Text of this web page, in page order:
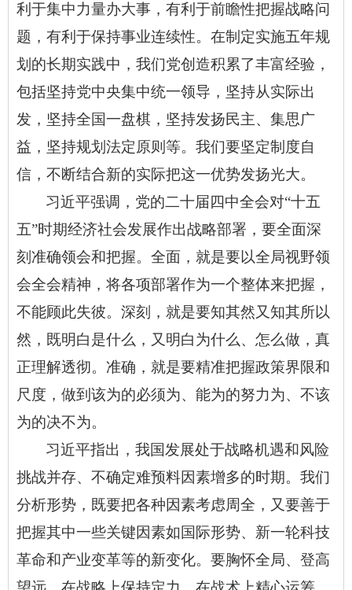
利于集中力量办大事，有利于前瞻性把握战略问
题，有利于保持事业连续性。在制定实施五年规
划的长期实践中，我们党创造积累了丰富经验，
包括坚持党中央集中统一领导，坚持从实际出
发，坚持全国一盘棋，坚持发扬民主、集思广
益，坚持规划法定原则等。我们要坚定制度自
信，不断结合新的实际把这一优势发扬光大。
习近平强调，党的二十届四中全会对“十五
五”时期经济社会发展作出战略部署，要全面深
刻准确领会和把握。全面，就是要以全局视野领
会全会精神，将各项部署作为一个整体来把握，
不能顾此失彼。深刻，就是要知其然又知其所以
然，既明白是什么，又明白为什么、怎么做，真
正理解透彻。准确，就是要精准把握政策界限和
尺度，做到该为的必须为、能为的努力为、不该
为的决不为。
习近平指出，我国发展处于战略机遇和风险
挑战并存、不确定难预料因素增多的时期。我们
分析形势，既要把各种因素考虑周全，又要善于
把握其中一些关键因素如国际形势、新一轮科技
革命和产业变革等的新变化。要胸怀全局、登高